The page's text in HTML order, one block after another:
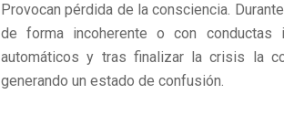
Provocan pérdida de la consciencia.
de forma incoherente o con conductas
automáticos y tras finalizar la crisis la
generando un estado de confusión.